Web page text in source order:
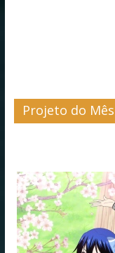
Projeto do Mês